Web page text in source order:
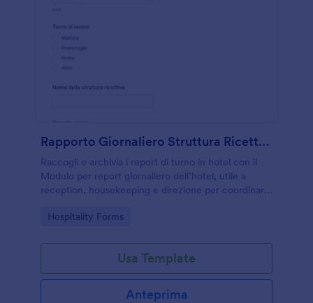
Rapporto Giornaliero Struttura Ricettiva
Raccogli e archivia i report di turno in hotel con il
Modulo per report giornaliero dell’hotel, utile a
reception, housekeeping e direzione per coordinare
Jotform.
Go to Category:
Hospitality Forms
Usa Template
Anteprima